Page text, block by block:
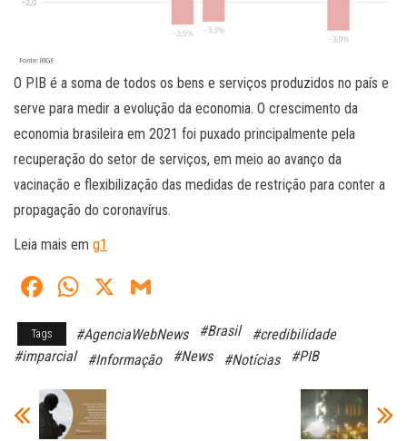
O PIB é a soma de todos os bens e serviços produzidos no país e
serve para medir a evolução da economia. O crescimento da
economia brasileira em 2021 foi puxado principalmente pela
recuperação do setor de serviços, em meio ao avanço da
vacinação e flexibilização das medidas de restrição para conter a
propagação do coronavírus.
Leia mais em g1
Fa
ce
bo
W
ts
A
pp
X
ail
Tags #AgenciaWebNews #Brasil
#credibilidade
#imparcial
#Informação #News #Notícias #PIB